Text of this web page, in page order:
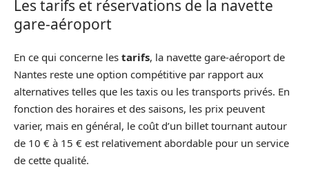
Les tarifs et réservations de la navette
gare-aéroport
En ce qui concerne les tarifs, la navette gare-aéroport de
Nantes reste une option compétitive par rapport aux
alternatives telles que les taxis ou les transports privés. En
fonction des horaires et des saisons, les prix peuvent
varier, mais en général, le coût d’un billet tournant autour
de 10 € à 15 € est relativement abordable pour un service
de cette qualité.